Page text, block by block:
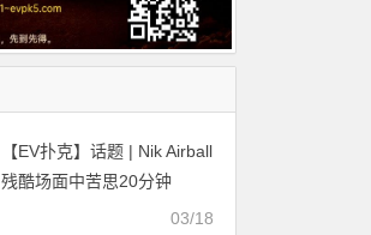
【EV扑克】话题 | Nik Airball
残酷场面中苦思20分钟
03/18